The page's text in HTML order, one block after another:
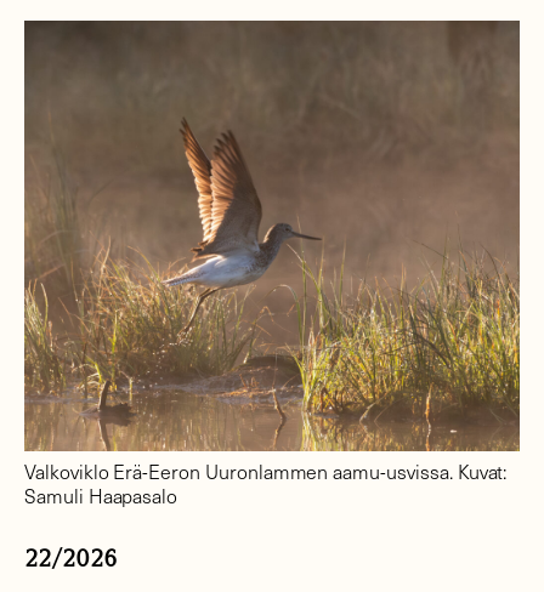
Valkoviklo Erä-Eeron Uuronlammen aamu-usvissa. Kuvat:
Samuli Haapasalo
22/2026